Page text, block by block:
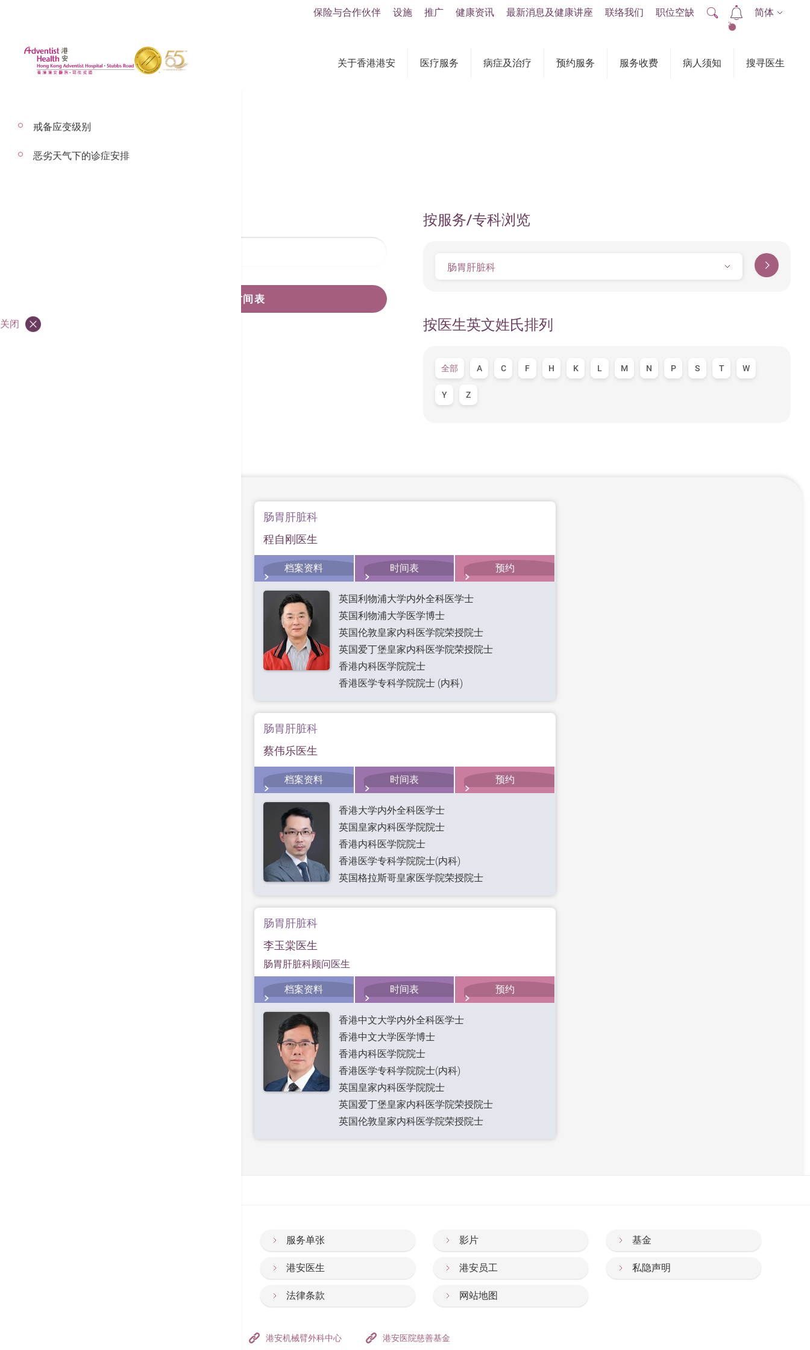
关于香港港安 医疗服务 病症及治疗 预约服务 服务收费 病人须知 搜寻医生
保险与合作伙伴 设施 推广 健康资讯 最新消息及健康讲座 联络我们 职位空缺
2
简体
浏览门诊诊症时间表
按服务/专科浏览
肠胃肝脏科
按医生英文姓氏排列
全部 A C F H K L M N P S T W
Y Z
肠胃肝脏科
程自刚医生
档案资料 时间表 预约
英国利物浦大学内外全科医学士
英国利物浦大学医学博士
英国伦敦皇家内科医学院荣授院士
英国爱丁堡皇家内科医学院荣授院士
香港内科医学院院士
香港医学专科学院院士 (内科)
肠胃肝脏科
蔡伟乐医生
档案资料 时间表 预约
香港大学内外全科医学士
英国皇家内科医学院院士
香港内科医学院院士
香港医学专科学院院士(内科)
英国格拉斯哥皇家医学院荣授院士
肠胃肝脏科
李玉棠医生
肠胃肝脏科顾问医生
档案资料 时间表 预约
香港中文大学内外全科医学士
香港中文大学医学博士
香港内科医学院院士
香港医学专科学院院士(内科)
英国皇家内科医学院院士
英国爱丁堡皇家内科医学院荣授院士
英国伦敦皇家内科医学院荣授院士
服务单张 影片 基金
港安医生 港安员工 私隐声明
法律条款 网站地图
港安机械臂外科中心 港安医院慈善基金
戒备应变级别
恶劣天气下的诊症安排
关闭